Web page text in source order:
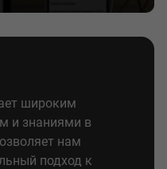
широким
и знаниями в
нам
подход к